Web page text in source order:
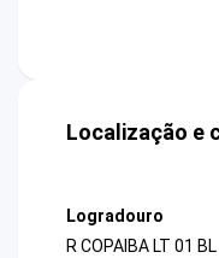
Localização e
Logradouro
R COPAIBA LT 01